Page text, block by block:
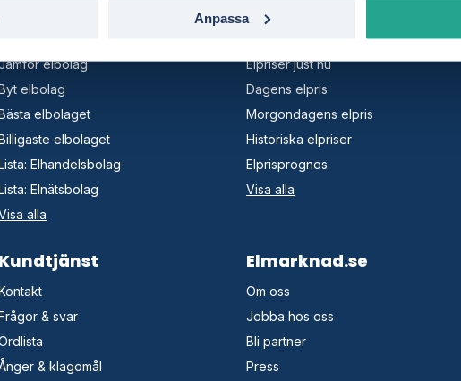
Anpassa
elbolag
elbolag
elbolaget
elbolaget
Elhandelsbolag
Elnätsbolag
alla
Elpriser just nu
Dagens elpris
Morgondagens elpris
Historiska elpriser
Elprisprognos
Visa alla
Kundtjänst
& svar
& klagomål
Elmarknad.se
Om oss
Jobba hos oss
Bli partner
Press